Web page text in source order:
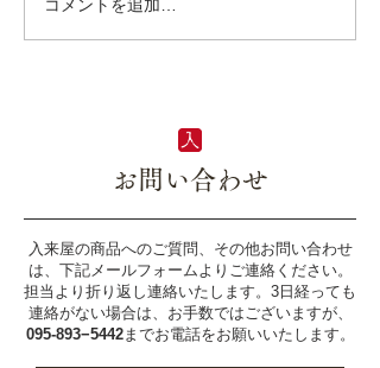
コメントを追加…
お問い合わせ
入来屋の商品へのご質問、その他お問い合わせ
は、下記メールフォームよりご連絡ください。
​担当より折り返し連絡いたします。3日経っても
連絡がない場合は、お手数ではございますが、
095-893−5442までお電話をお願いいたします。